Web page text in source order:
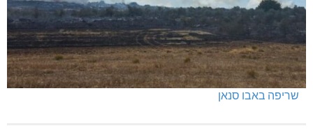
שריפה באבו סנאן